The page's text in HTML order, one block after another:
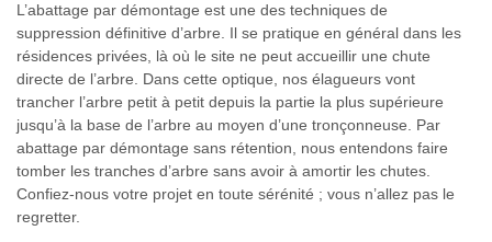
L’abattage par démontage est une des techniques de
suppression définitive d’arbre. Il se pratique en général dans les
résidences privées, là où le site ne peut accueillir une chute
directe de l’arbre. Dans cette optique, nos élagueurs vont
trancher l’arbre petit à petit depuis la partie la plus supérieure
jusqu’à la base de l’arbre au moyen d’une tronçonneuse. Par
abattage par démontage sans rétention, nous entendons faire
tomber les tranches d’arbre sans avoir à amortir les chutes.
Confiez-nous votre projet en toute sérénité ; vous n’allez pas le
regretter.